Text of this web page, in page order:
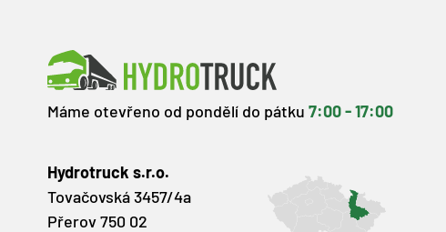
Máme otevřeno od pondělí do pátku 7:00 - 17:00
Hydrotruck s.r.o.
Tovačovská 3457/4a
Přerov 750 02